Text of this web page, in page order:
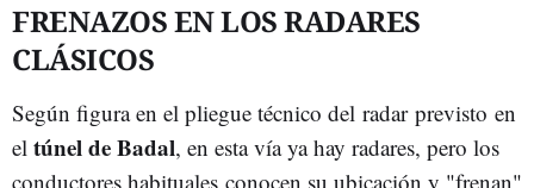
FRENAZOS EN LOS RADARES
CLÁSICOS
Según figura en el pliegue técnico del radar previsto en
el túnel de Badal, en esta vía ya hay radares, pero los
conductores habituales conocen su ubicación y "frenan"